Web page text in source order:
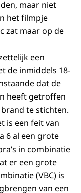
maar niet
het filmpje
zat maar op de
een
de inmiddels 18-
dat de
heeft getroffen
te stichten.
is een feit van
6 al een grote
in combinatie
er een grote
(VBC) is
van een